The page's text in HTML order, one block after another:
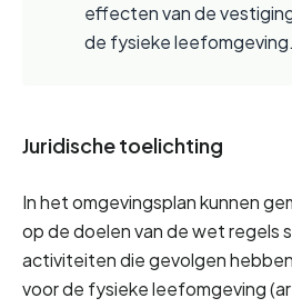
effecten van de
de fysieke leefomgeving.
Juridische toelichting
In het omgevingsplan kunnen
op de doelen van de wet regels
activiteiten die gevolgen
voor de fysieke leefomgeving